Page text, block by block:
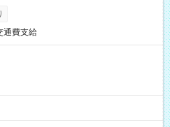
通費支給